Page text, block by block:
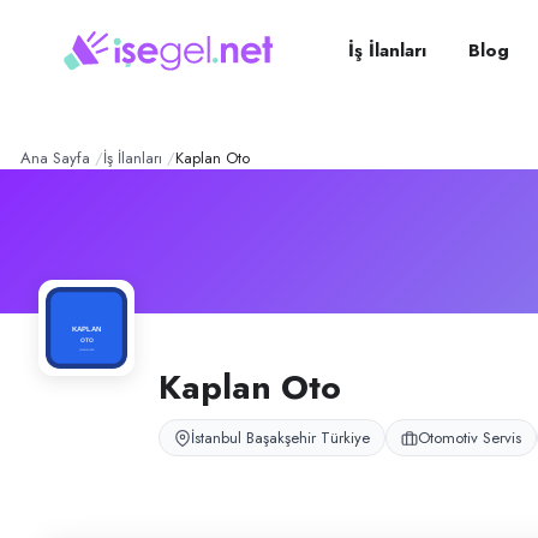
Oto– Şirket Profili
Kaplan Oto, İstanbul’da oto tamir ve mekanik servis hizmeti sunan
pozisyonlar
Oto Tamir Ustası
İş İlanları Blog
Ana Sayfa İş İlanları Kaplan Oto
Kaplan Oto
İstanbul Başakşehir Türkiye Otomotiv Servis